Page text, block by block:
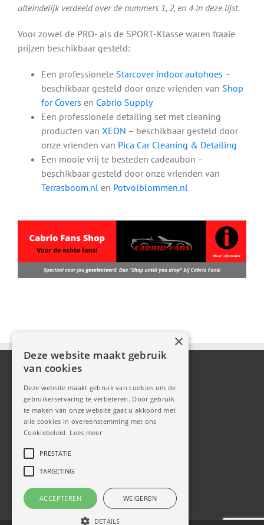
uiteindelijk verdeeld over de nummers 1, 2, en 4 in deze lijst.
Voor zowel de PRO- als de SPORT-Klasse waren fraaie
prijzen beschikbaar gesteld:
Een professionele Starcover indoor autohoes –
beschikbaar gesteld door onze vrienden van Shop
for Covers en Cabrio Supply
Een professionele detailing set met cleaning
producten van XEON – beschikbaar gesteld door
onze vrienden van Pica Car Cleaning & Detailing
Een mooie vrij te besteden cadeaubon –
beschikbaar gesteld door onze vrienden van
Terrasboom.nlen Potvolblommen.nl
Deze website maakt gebruik
van cookies
Deze website maakt gebruik van cookies om de
gebruikerservaring te verbeteren. Door gebruik
te maken van onze website gaat u akkoord met
alle cookies in overeenstemming met ons
Cookiebeleid. Lees meer
PRESTATIE
TARGETING
ACCEPTEREN WEIGEREN
DETAILS
×